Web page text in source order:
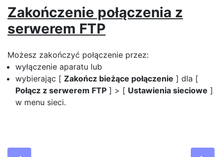
Zakończenie połączenia z
serwerem FTP
Możesz zakończyć połączenie przez:
wyłączenie aparatu lub
wybierając [ Zakończ bieżące połączenie ] dla [
Połącz z serwerem FTP ] > [ Ustawienia sieciowe ]
w menu sieci.